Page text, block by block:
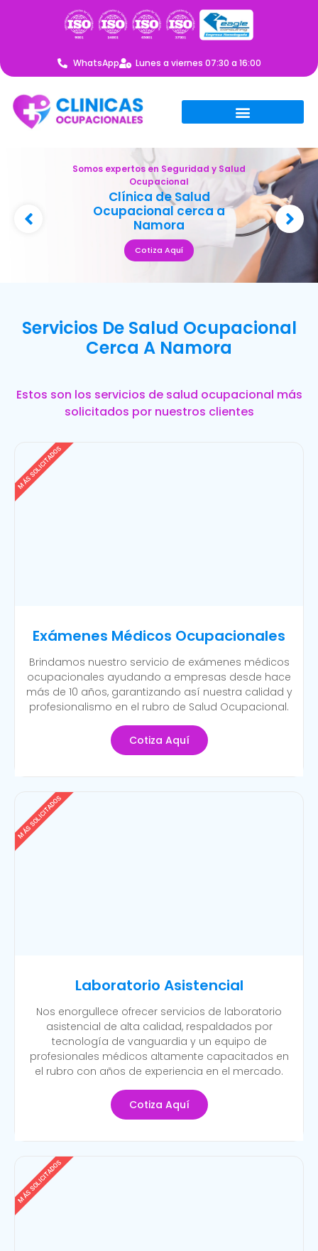
WhatsApp Lunes a viernes 07:30 a 16:00
Somos expertos en Seguridad y Salud
Ocupacional
Clínica de Salud
Ocupacional cerca a
Namora
Cotiza Aquí
Servicios De Salud Ocupacional
Cerca A Namora
Estos son los servicios de salud ocupacional más
solicitados por nuestros clientes
Exámenes Médicos Ocupacionales
Brindamos nuestro servicio de exámenes médicos
ocupacionales ayudando a empresas desde hace
más de 10 años, garantizando así nuestra calidad y
profesionalismo en el rubro de Salud Ocupacional.
Cotiza Aquí
MÁS SOLICITADOS
Laboratorio Asistencial
Nos enorgullece ofrecer servicios de laboratorio
asistencial de alta calidad, respaldados por
tecnología de vanguardia y un equipo de
profesionales médicos altamente capacitados en
el rubro con años de experiencia en el mercado.
Cotiza Aquí
MÁS SOLICITADOS
MÁS SOLICITADOS